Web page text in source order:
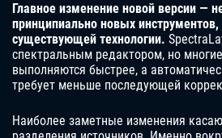
Главное изменение новой версии —
принципиально новых
существующей технологии.
спектральным редактором, но
выполняются быстрее, а
требует меньше последующей
Наиболее заметные изменения